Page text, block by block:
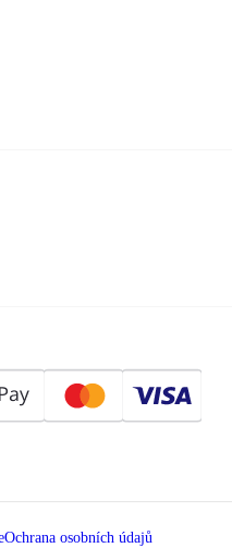
Ochrana osobních údajů